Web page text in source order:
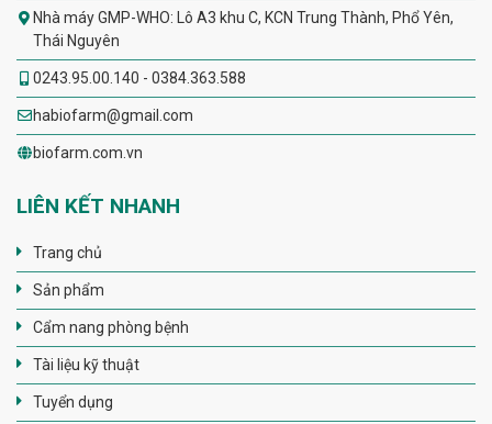
Nhà máy GMP-WHO: Lô A3 khu C, KCN Trung Thành, Phổ Yên,
Thái Nguyên
0243.95.00.140 - 0384.363.588
habiofarm@gmail.com
biofarm.com.vn
LIÊN KẾT NHANH
Trang chủ
Sản phẩm
Cẩm nang phòng bệnh
Tài liệu kỹ thuật
Tuyển dụng